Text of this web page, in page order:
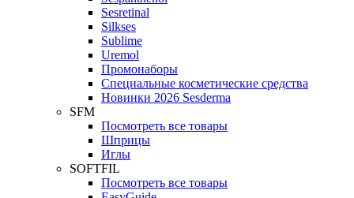
Sesretinal
Silkses
Sublime
Uremol
Промонаборы
Специальные косметические средства
Новинки 2026 Sesderma
SFM
Посмотреть все товары
Шприцы
Иглы
SOFTFIL
Посмотреть все товары